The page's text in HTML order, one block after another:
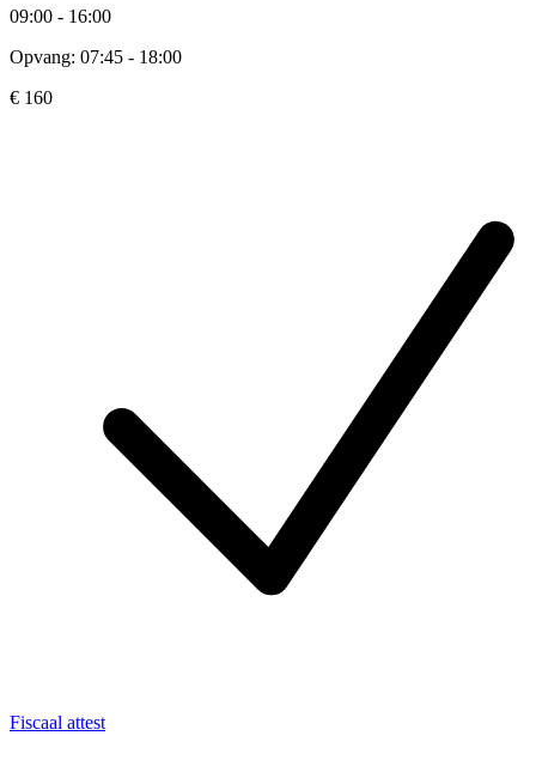
09:00 - 16:00
Opvang: 07:45 - 18:00
€ 160
Fiscaal attest